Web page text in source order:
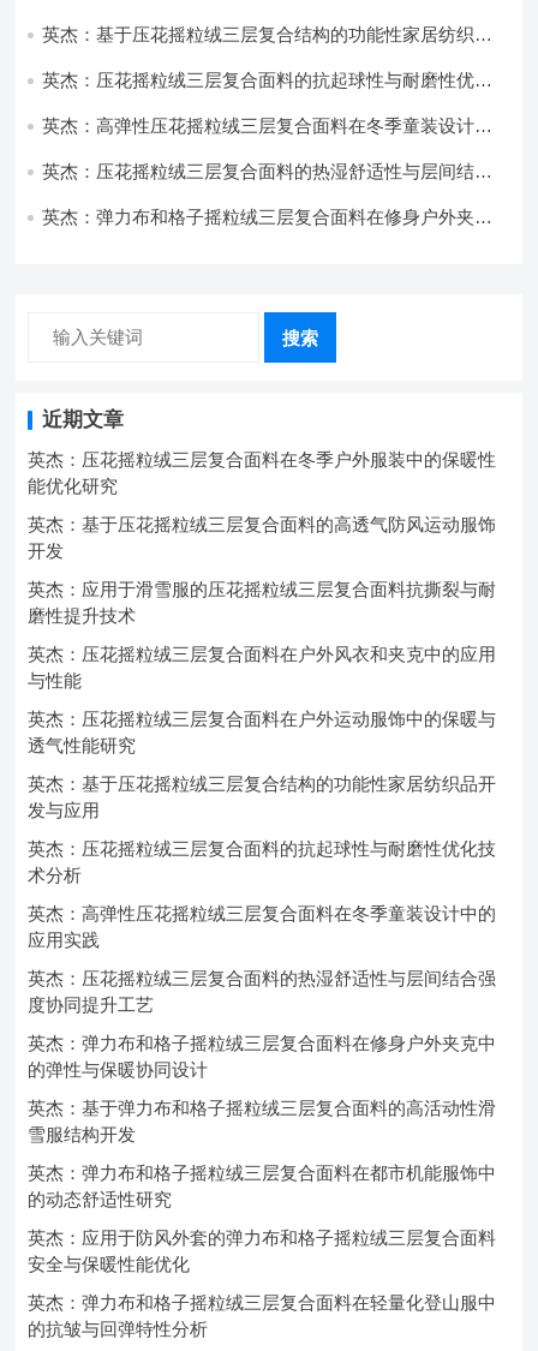
英杰：基于压花摇粒绒三层复合结构的功能性家居纺织品
英杰：压花摇粒绒三层复合面料的抗起球性与耐磨性优化
英杰：高弹性压花摇粒绒三层复合面料在冬季童装设计中
英杰：压花摇粒绒三层复合面料的热湿舒适性与层间结合
英杰：弹力布和格子摇粒绒三层复合面料在修身户外夹克
搜索
近期文章
英杰：压花摇粒绒三层复合面料在冬季户外服装中的保暖性
能优化研究
英杰：基于压花摇粒绒三层复合面料的高透气防风运动服饰
开发
英杰：应用于滑雪服的压花摇粒绒三层复合面料抗撕裂与耐
磨性提升技术
英杰：压花摇粒绒三层复合面料在户外风衣和夹克中的应用
与性能
英杰：压花摇粒绒三层复合面料在户外运动服饰中的保暖与
透气性能研究
英杰：基于压花摇粒绒三层复合结构的功能性家居纺织品开
发与应用
英杰：压花摇粒绒三层复合面料的抗起球性与耐磨性优化技
术分析
英杰：高弹性压花摇粒绒三层复合面料在冬季童装设计中的
应用实践
英杰：压花摇粒绒三层复合面料的热湿舒适性与层间结合强
度协同提升工艺
英杰：弹力布和格子摇粒绒三层复合面料在修身户外夹克中
的弹性与保暖协同设计
英杰：基于弹力布和格子摇粒绒三层复合面料的高活动性滑
雪服结构开发
英杰：弹力布和格子摇粒绒三层复合面料在都市机能服饰中
的动态舒适性研究
英杰：应用于防风外套的弹力布和格子摇粒绒三层复合面料
安全与保暖性能优化
英杰：弹力布和格子摇粒绒三层复合面料在轻量化登山服中
的抗皱与回弹特性分析